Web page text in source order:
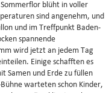
blüht in voller
sind angenehm, und
und im Treffpunkt Baden-
spannende
wird jetzt an jedem Tag
Einige schafften es
Samen und Erde zu füllen
warteten schon Kinder,